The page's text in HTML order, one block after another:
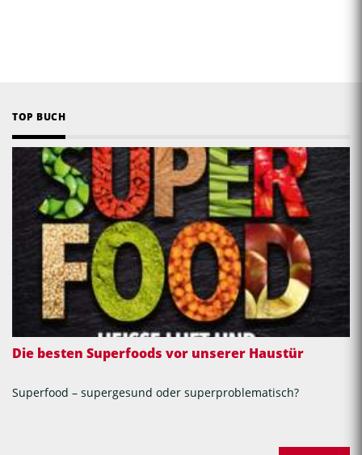
TOP BUCH
Die besten Superfoods vor unserer Haustür
Superfood – supergesund oder superproblematisch?